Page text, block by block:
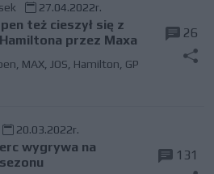
27.04.2022r.
też cieszył się z
przez Maxa
MAX, JOS Hamilton GP
26
20.03.2022r.
wygrywa na
131